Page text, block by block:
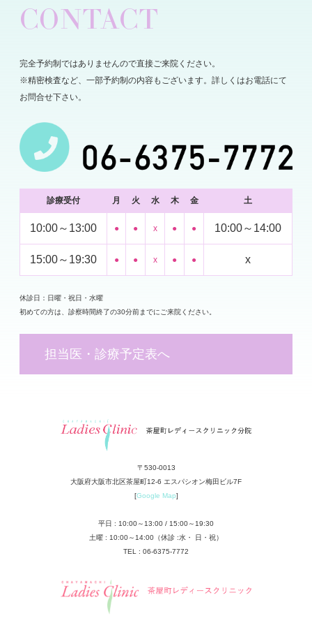
CONTACT
完全予約制ではありませんので直接ご来院ください。
※精密検査など、一部予約制の内容もございます。詳しくはお電話にて
お問合せ下さい。
診療受付 月 火 水 木 金 土
10:00～13:00 ● ● x ● ● 10:00～14:00
15:00～19:30 ● ● x ● ● x
休診日：日曜・祝日・水曜
初めての方は、診察時間終了の30分前までにご来院ください。
担当医・診療予定表へ
〒530-0013
大阪府大阪市北区茶屋町12-6 エスパシオン梅田ビル7F
[Google Map]
平日 : 10:00～13:00 / 15:00～19:30
土曜 : 10:00～14:00（休診 :水・ 日・祝）
TEL : 06-6375-7772